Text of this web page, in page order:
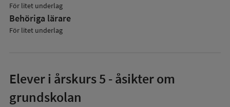
För litet underlag
Behöriga lärare
För litet underlag
Elever i årskurs 5 - åsikter om
grundskolan